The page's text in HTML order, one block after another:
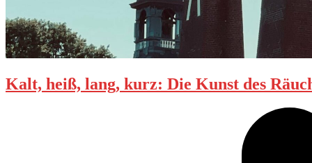
Kalt, heiß, lang, kurz: Die Kunst des